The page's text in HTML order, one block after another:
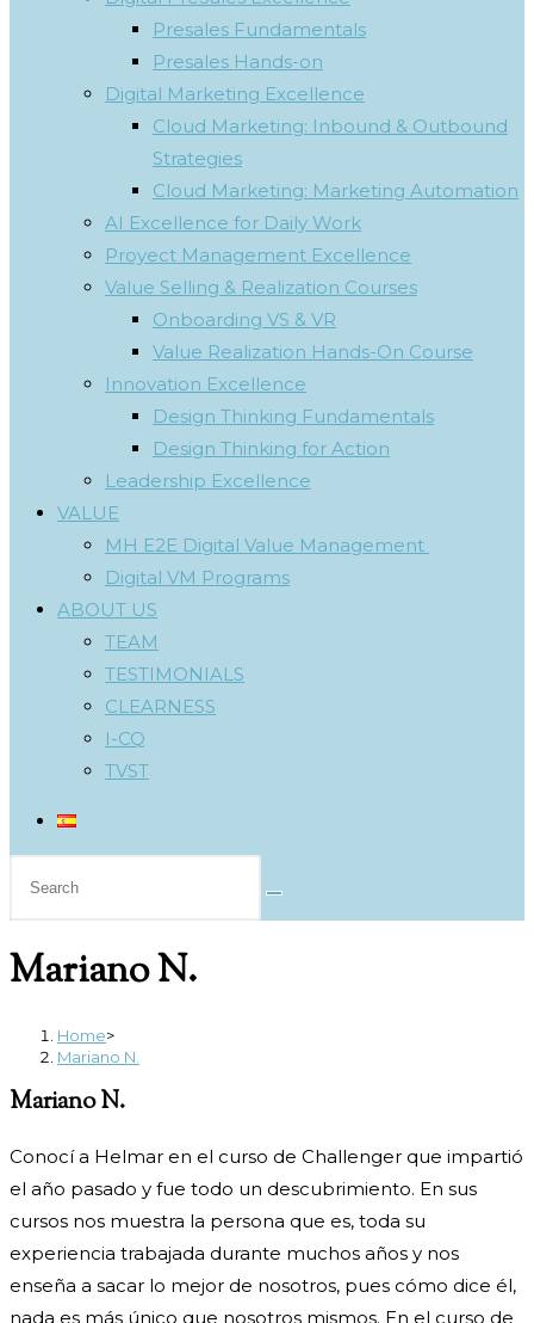
Presales Fundamentals
Presales Hands-on
Digital Marketing Excellence
Cloud Marketing: Inbound & Outbound
Strategies
Cloud Marketing: Marketing Automation
AI Excellence for Daily Work
Proyect Management Excellence
Value Selling & Realization Courses
Onboarding VS & VR
Value Realization Hands-On Course
Innovation Excellence
Design Thinking Fundamentals
Design Thinking for Action
Leadership Excellence
VALUE
MH E2E Digital Value Management
Digital VM Programs
ABOUT US
TEAM
TESTIMONIALS
CLEARNESS
I-CQ
TVST
Mariano N.
Home>
Mariano N.
Mariano N.
Conocí a Helmar en el curso de Challenger que impartió
el año pasado y fue todo un descubrimiento. En sus
cursos nos muestra la persona que es, toda su
experiencia trabajada durante muchos años y nos
enseña a sacar lo mejor de nosotros, pues cómo dice él,
nada es más único que nosotros mismos. En el curso de